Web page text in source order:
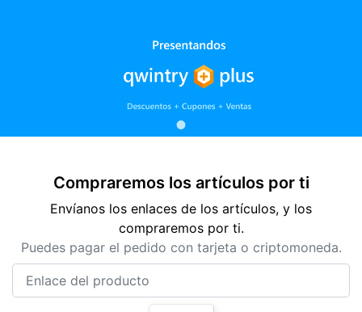
Compraremos los artículos por ti
Envíanos los enlaces de los artículos, y los
compraremos por ti.
Puedes pagar el pedido con tarjeta o criptomoneda.